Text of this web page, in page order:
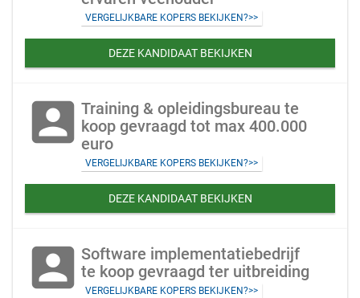
VERGELIJKBARE KOPERS BEKIJKEN?>>
DEZE KANDIDAAT BEKIJKEN
account_box Training & opleidingsbureau te
koop gevraagd tot max 400.000
euro
VERGELIJKBARE KOPERS BEKIJKEN?>>
DEZE KANDIDAAT BEKIJKEN
account_box Software implementatiebedrijf
te koop gevraagd ter uitbreiding
VERGELIJKBARE KOPERS BEKIJKEN?>>